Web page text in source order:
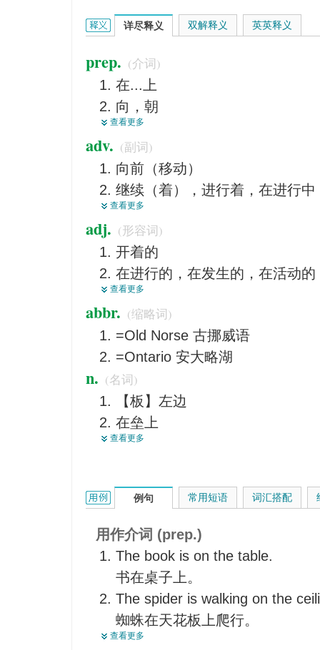
on的英文翻译是什么意思，词典释义与在线翻译：
详尽释义
prep. (介词)
在...上
向，朝
关于
在
通过
沿着
靠近
盖著
以...支持
挂在...上
以...为轴
为...的成员
依据
靠
因...
从...得来的
查看更多
adv. (副词)
向前（移动）
继续（着），进行着，在进行中
穿上，盖上，穿着
向着
上去，向上
开（着），通着
接下去
连接上
处于工作状态
上演着
表示持续性
查看更多
adj. (形容词)
开着的
在进行的，在发生的，在活动的
通着的
点着的
熟悉的
<美俚>有点醉意的，醉了的
开始的
菜单上有的
供应的
<俚>知情的
操作中的，行动中的 ，使用中的
起着作用的
查看更多
abbr. (缩略词)
=Old Norse 古挪威语
=Ontario 安大略湖
n. (名词)
【板】左边
在垒上
三柱门
侧击
Heliopolis的圣经名称
查看更多
双解释义 英英释义
on的用法和样例：
例句
用作介词 (prep.)
The book is on the table.
书在桌子上。
The spider is walking on the
蜘蛛在天花板上爬行。
I bought it on credit.
查看更多
常用短语 词汇搭配